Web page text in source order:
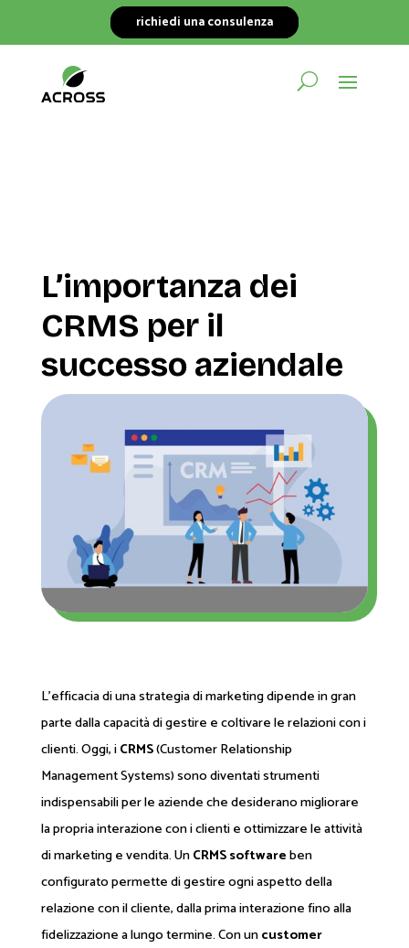
richiedi una consulenza
L’importanza dei
CRMS per il
successo aziendale
L'efficacia di una strategia di marketing dipende in gran
parte dalla capacità di gestire e coltivare le relazioni con i
clienti. Oggi, iCRMS(Customer Relationship
Management Systems) sono diventati strumenti
indispensabili per le aziende che desiderano migliorare
la propria interazione con i clienti e ottimizzare le attività
di marketing e vendita. UnCRMS softwareben
configurato permette di gestire ogni aspetto della
relazione con il cliente, dalla prima interazione fino alla
fidelizzazione a lungo termine. Con uncustomer